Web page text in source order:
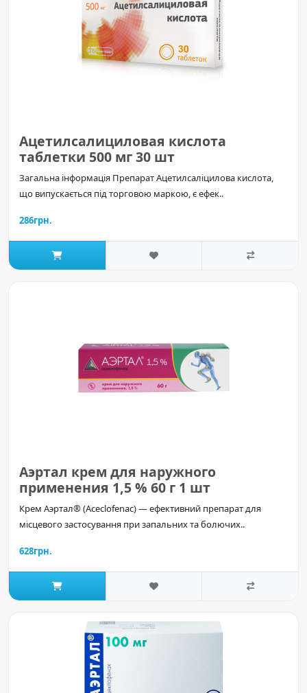
Ацетилсалициловая кислота
таблетки 500 мг 30 шт
Загальна інформація Препарат Ацетилсаліцилова кислота,
що випускається під торговою маркою, є ефек..
286грн.
Аэртал крем для наружного
применения 1,5 % 60 г 1 шт
Крем Аэртал® (Aceclofenac) — ефективний препарат для
місцевого застосування при запальних та болючих..
628грн.